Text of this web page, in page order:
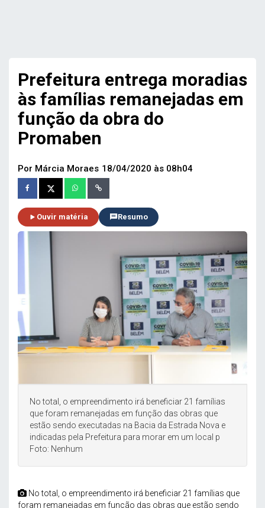
Prefeitura entrega moradias
às famílias remanejadas em
função da obra do
Promaben
Por Márcia Moraes 18/04/2020 às 08h04
Ouvir matéria Resumo
No total, o empreendimento irá beneficiar 21 famílias
que foram remanejadas em função das obras que
estão sendo executadas na Bacia da Estrada Nova e
indicadas pela Prefeitura para morar em um local p
Foto: Nenhum
No total, o empreendimento irá beneficiar 21 famílias que
foram remanejadas em função das obras que estão sendo